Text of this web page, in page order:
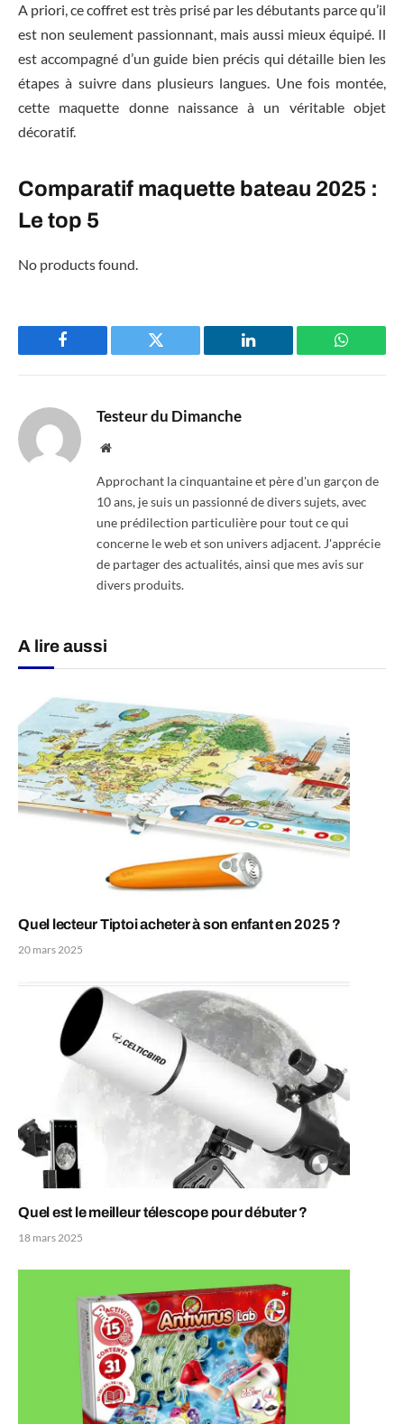
A priori, ce coffret est très prisé par les débutants parce qu’il
est non seulement passionnant, mais aussi mieux équipé. Il
est accompagné d’un guide bien précis qui détaille bien les
étapes à suivre dans plusieurs langues. Une fois montée,
cette maquette donne naissance à un véritable objet
décoratif.
Comparatif maquette bateau 2025 :
Le top 5
No products found.
Facebook Twitter LinkedIn
Testeur du Dimanche
Website
Approchant la cinquantaine et père d'un garçon de
10 ans, je suis un passionné de divers sujets, avec
une prédilection particulière pour tout ce qui
concerne le web et son univers adjacent. J'apprécie
de partager des actualités, ainsi que mes avis sur
divers produits.
A lire aussi
Quel lecteur Tiptoi acheter à son enfant en 2025 ?
20 mars 2025
Quel est le meilleur télescope pour débuter ?
18 mars 2025